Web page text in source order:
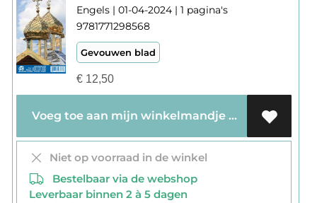
Engels | 01-04-2024 | 1 pagina's
9781771298568
Gevouwen blad
€12,50
Voeg toe aan mijn winkelmandje
Niet op voorraad in de winkel
Bestelbaar via de webshop
Leverbaar binnen 2 à 5 dagen